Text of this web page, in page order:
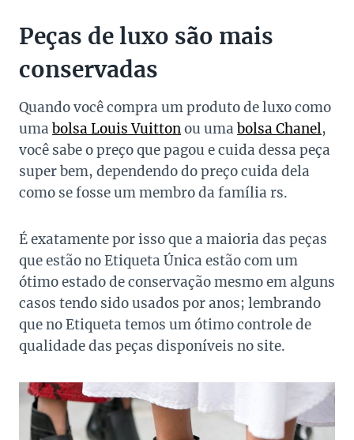
Peças de luxo são mais
conservadas
Quando você compra um produto de luxo como
uma bolsa Louis Vuittonou uma bolsa Chanel,
você sabe o preço que pagou e cuida dessa peça
super bem, dependendo do preço cuida dela
como se fosse um membro da família rs.
É exatamente por isso que a maioria das peças
que estão no Etiqueta Única estão com um
ótimo estado de conservação mesmo em alguns
casos tendo sido usados por anos; lembrando
que no Etiqueta temos um ótimo controle de
qualidade das peças disponíveis no site.